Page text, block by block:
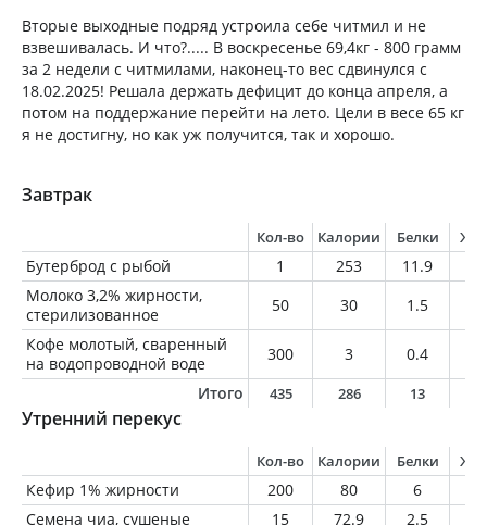
Вторые выходные подряд устроила себе читмил и не
взвешивалась. И что?..... В воскресенье 69,4кг - 800 грамм
за 2 недели с читмилами, наконец-то вес сдвинулся с
18.02.2025! Решала держать дефицит до конца апреля, а
потом на поддержание перейти на лето. Цели в весе 65 кг
я не достигну, но как уж получится, так и хорошо.
Завтрак
Кол-во Калории Белки
Бутерброд с рыбой 1 253 11.9
Молоко 3,2% жирности,
стерилизованное
50 30 1.5
Кофе молотый, сваренный
на водопроводной воде
300 3 0.4
Итого
435 286 13
Утренний перекус
Кол-во Калории Белки
Кефир 1% жирности 200 80 6
Семена чиа, сушеные
15 72.9 2.5